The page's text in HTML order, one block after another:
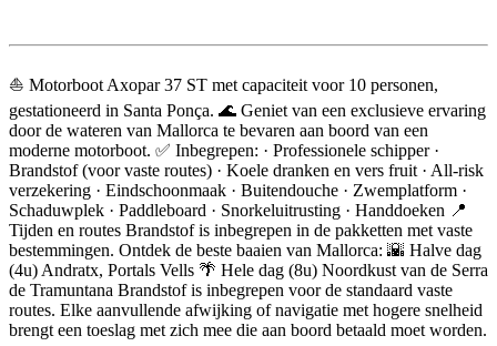
Beschrijving
⛵️ Motorboot Axopar 37 ST met capaciteit voor 10 personen,
gestationeerd in Santa Ponça. 🌊 Geniet van een exclusieve ervaring
door de wateren van Mallorca te bevaren aan boord van een
moderne motorboot. ✅ Inbegrepen: · Professionele schipper ·
Brandstof (voor vaste routes) · Koele dranken en vers fruit · All-risk
verzekering · Eindschoonmaak · Buitendouche · Zwemplatform ·
Schaduwplek · Paddleboard · Snorkeluitrusting · Handdoeken 📍
Tijden en routes Brandstof is inbegrepen in de pakketten met vaste
bestemmingen. Ontdek de beste baaien van Mallorca: 🌇 Halve dag
(4u) Andratx, Portals Vells 🌴 Hele dag (8u) Noordkust van de Serra
de Tramuntana Brandstof is inbegrepen voor de standaard vaste
routes. Elke aanvullende afwijking of navigatie met hogere snelheid
brengt een toeslag met zich mee die aan boord betaald moet worden.